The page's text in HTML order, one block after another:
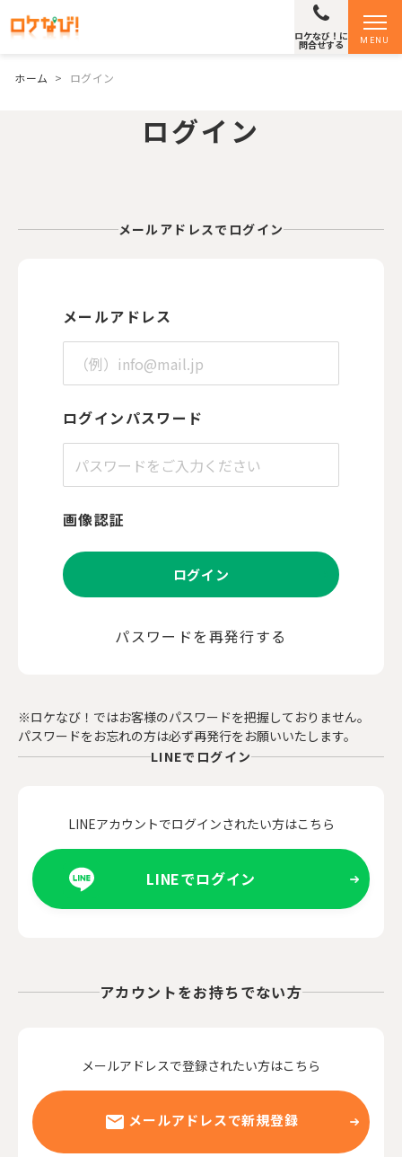
MENU
ロケなび！に
問合せする
ホーム > ログイン
ログイン
メールアドレスでログイン
メールアドレス
ログインパスワード
画像認証
ログイン
パスワードを再発行する
※ロケなび！ではお客様のパスワードを把握しておりません。
パスワードをお忘れの方は必ず再発行をお願いいたします。
LINEでログイン
LINEアカウントでログインされたい方はこちら
LINEでログイン
アカウントをお持ちでない方
メールアドレスで登録されたい方はこちら
メールアドレスで新規登録